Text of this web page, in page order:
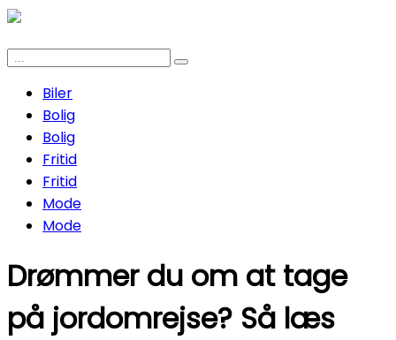
Biler
Bolig
Bolig
Fritid
Fritid
Mode
Mode
Drømmer du om at tage
på jordomrejse? Så læs